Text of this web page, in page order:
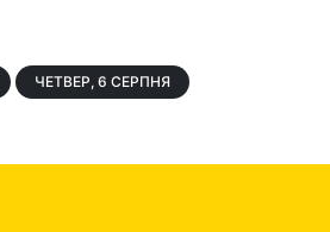
ЧЕТВЕР, 6 СЕРПНЯ